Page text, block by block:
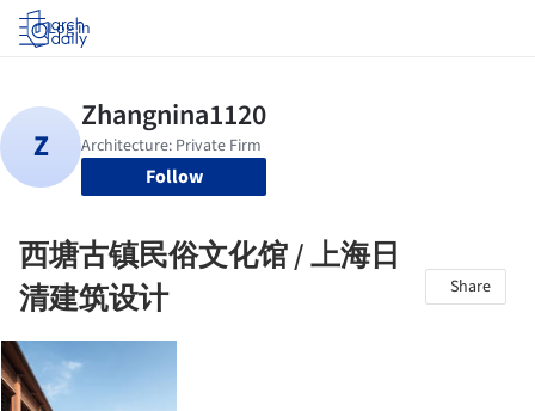
Log in
Follow
西塘古镇民俗文化馆 / 上海日
清建筑设计
Share